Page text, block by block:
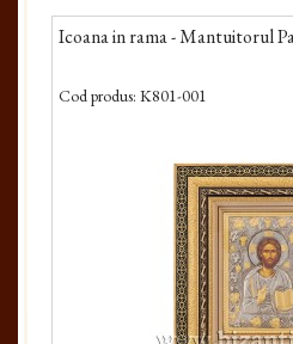
Icoana in rama - Mantuitorul
Cod produs: K801-001